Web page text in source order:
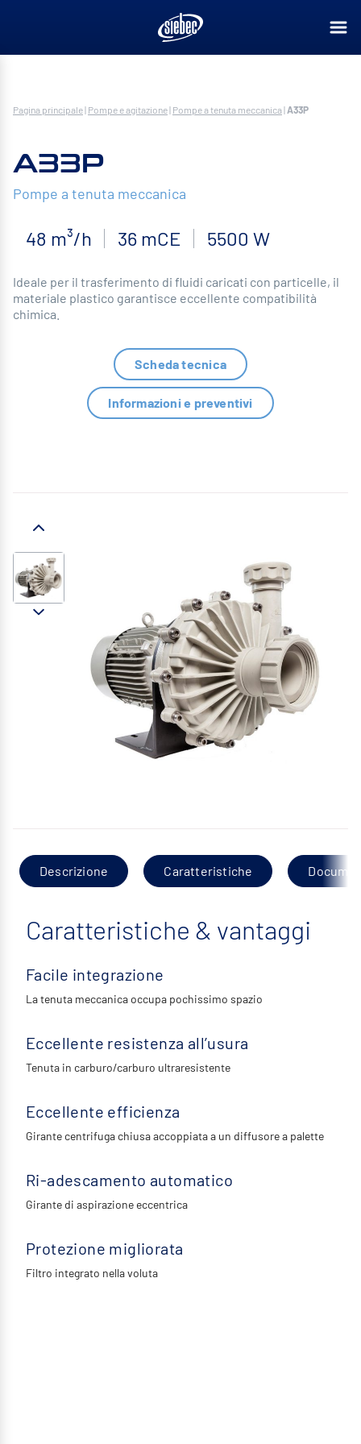
Pagina principale| Pompe e agitazione| Pompe a tenuta meccanica|A33P
A33P
Pompe a tenuta meccanica
48 m³/h 36 mCE 5500 W
Ideale per il trasferimento di fluidi caricati con particelle, il
materiale plastico garantisce eccellente compatibilità
chimica.
Scheda tecnica
Informazioni e preventivi
Descrizione Caratteristiche
Caratteristiche & vantaggi
Facile integrazione
La tenuta meccanica occupa pochissimo spazio
Eccellente resistenza all’usura
Tenuta in carburo/carburo ultraresistente
Eccellente efficienza
Girante centrifuga chiusa accoppiata a un diffusore a palette
Ri-adescamento automatico
Girante di aspirazione eccentrica
Protezione migliorata
Filtro integrato nella voluta